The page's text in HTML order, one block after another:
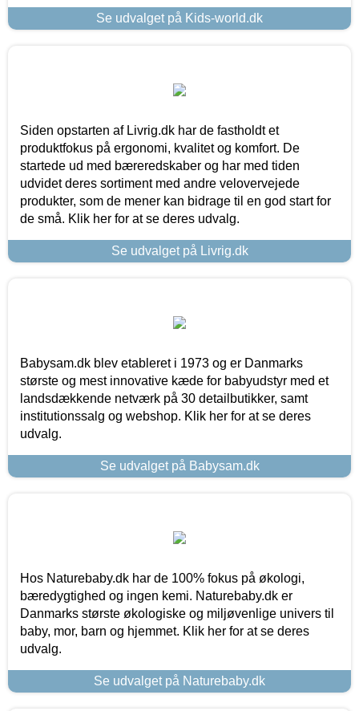
Se udvalget på Kids-world.dk
Siden opstarten af Livrig.dk har de fastholdt et
produktfokus på ergonomi, kvalitet og komfort. De
startede ud med bæreredskaber og har med tiden
udvidet deres sortiment med andre velovervejede
produkter, som de mener kan bidrage til en god start for
de små. Klik her for at se deres udvalg.
Se udvalget på Livrig.dk
Babysam.dk blev etableret i 1973 og er Danmarks
største og mest innovative kæde for babyudstyr med et
landsdækkende netværk på 30 detailbutikker, samt
institutionssalg og webshop. Klik her for at se deres
udvalg.
Se udvalget på Babysam.dk
Hos Naturebaby.dk har de 100% fokus på økologi,
bæredygtighed og ingen kemi. Naturebaby.dk er
Danmarks største økologiske og miljøvenlige univers til
baby, mor, barn og hjemmet. Klik her for at se deres
udvalg.
Se udvalget på Naturebaby.dk